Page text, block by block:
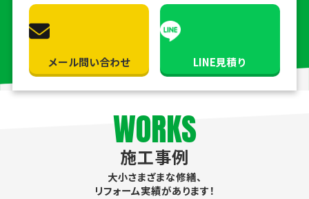
メール問い合わせ LINE見積り
WORKS
施工事例
大小さまざまな修繕、
リフォーム実績があります！